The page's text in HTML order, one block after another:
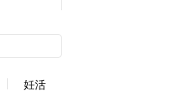
妊活